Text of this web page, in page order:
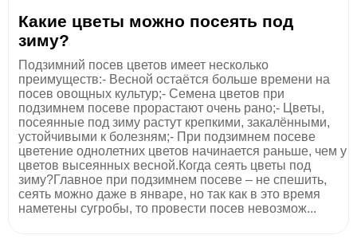
Какие цветы можно посеять под
зиму?
Подзимний посев цветов имеет несколько
преимуществ:- Весной остаётся больше времени на
посев овощных культур;- Семена цветов при
подзимнем посеве прорастают очень рано;- Цветы,
посеянные под зиму растут крепкими, закалёнными,
устойчивыми к болезням;- При подзимнем посеве
цветение однолетних цветов начинается раньше, чем у
цветов высеянных весной.Когда сеять цветы под
зиму?Главное при подзимнем посеве – не спешить,
сеять можно даже в январе, но так как в это время
наметены сугробы, то провести посев невозмож...